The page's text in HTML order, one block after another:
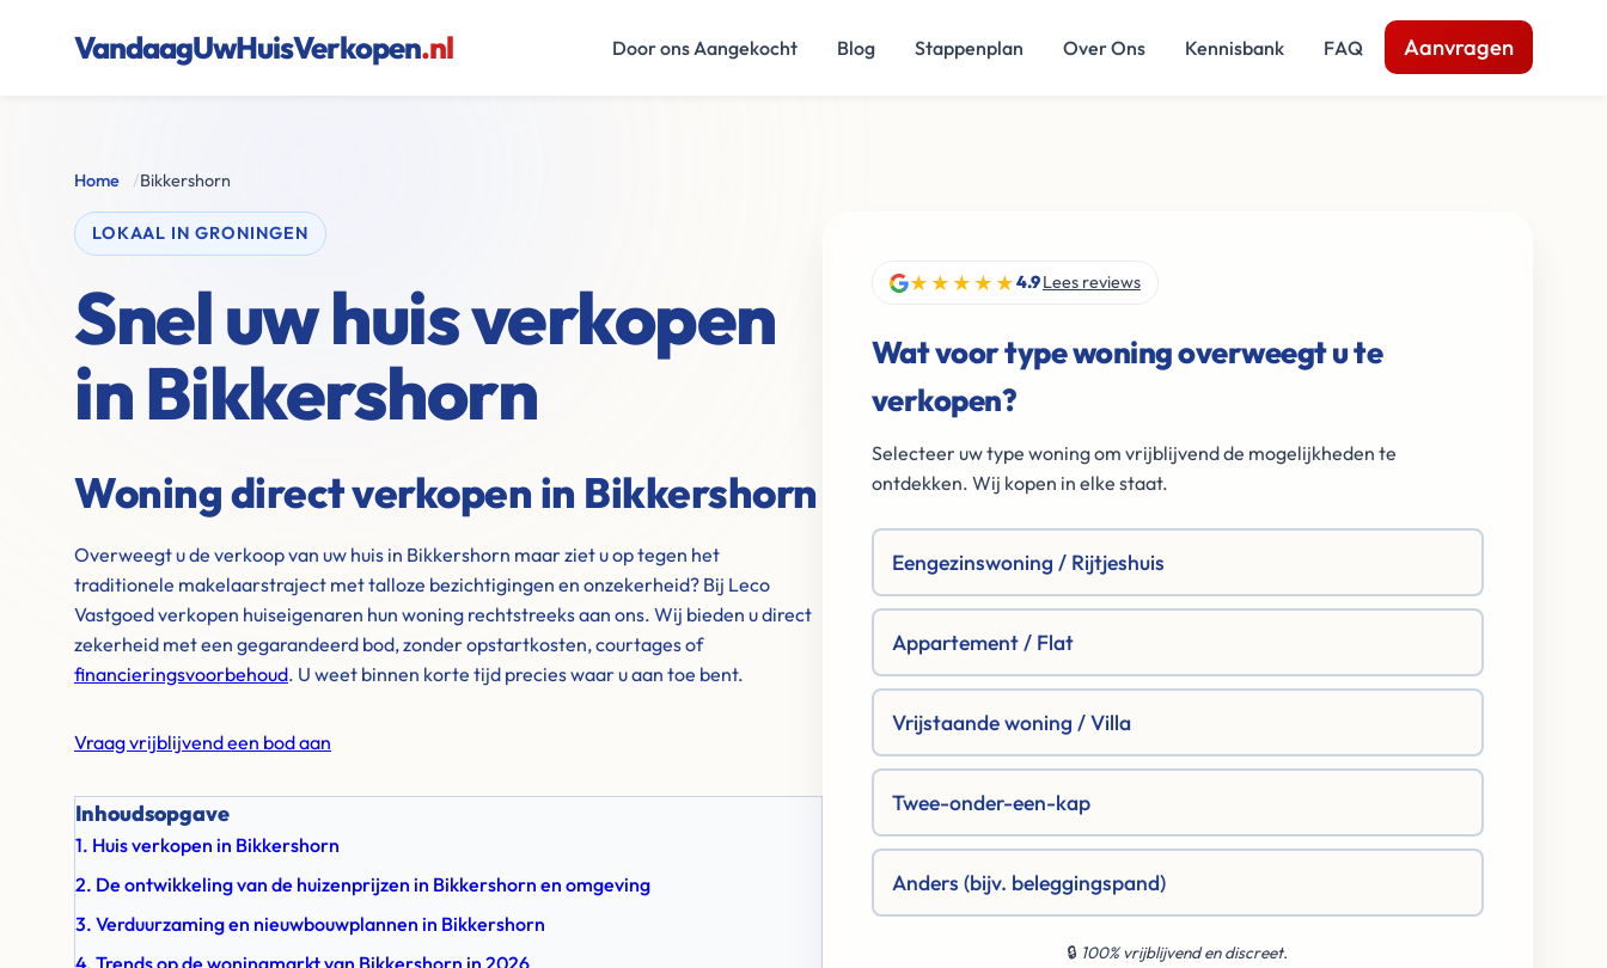
VandaagUwHuisVerkopen.nl Door ons Aangekocht Blog Stappenplan Over Ons Kennisbank FAQ Aanvragen
Home /Bikkershorn
LOKAAL IN GRONINGEN
Snel uw huis verkopen
in Bikkershorn
Woning direct verkopen in Bikkershorn
Overweegt u de verkoop van uw huis in Bikkershorn maar ziet u op tegen het
traditionele makelaarstraject met talloze bezichtigingen en onzekerheid? Bij Leco
Vastgoed verkopen huiseigenaren hun woning rechtstreeks aan ons. Wij bieden u direct
zekerheid met een gegarandeerd bod, zonder opstartkosten, courtages of
financieringsvoorbehoud. U weet binnen korte tijd precies waar u aan toe bent.
Vraag vrijblijvend een bod aan
Inhoudsopgave
1. Huis verkopen in Bikkershorn
2. De ontwikkeling van de huizenprijzen in Bikkershorn en omgeving
3. Verduurzaming en nieuwbouwplannen in Bikkershorn
4. Trends op de woningmarkt van Bikkershorn in 2026
★★★★★4.9Lees reviews
Wat voor type woning overweegt u te
verkopen?
Selecteer uw type woning om vrijblijvend de mogelijkheden te
ontdekken. Wij kopen in elke staat.
Eengezinswoning / Rijtjeshuis
Appartement / Flat
Vrijstaande woning / Villa
Twee-onder-een-kap
Anders (bijv. beleggingspand)
🔒 100% vrijblijvend en discreet.